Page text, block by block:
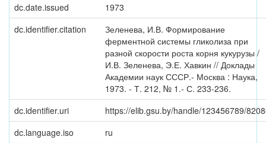
dc.date.issued
1973
dc.identifier.citation
Зеленева, И.В. Формирование
ферментной системы гликолиза при
разной скорости роста корня кукурузы /
И.В. Зеленева, Э.Е. Хавкин // Доклады
Академии наук СССР.- Москва : Наука,
1973. - Т. 212, № 1.- С. 233-236.
dc.identifier.uri
https://elib.gsu.by/handle/123456789/
dc.language.iso
ru